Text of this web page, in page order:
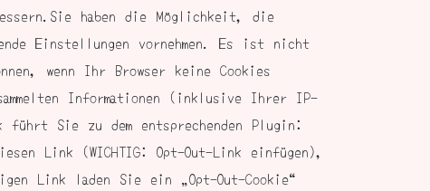
haben die Möglichkeit, die
Einstellungen vornehmen. Es ist nicht
wenn Ihr Browser keine Cookies
Informationen (inklusive Ihrer IP-
Sie zu dem entsprechenden Plugin:
Link (WICHTIG: Opt-Out-Link einfügen),
Link laden Sie ein „Opt-Out-Cookie“